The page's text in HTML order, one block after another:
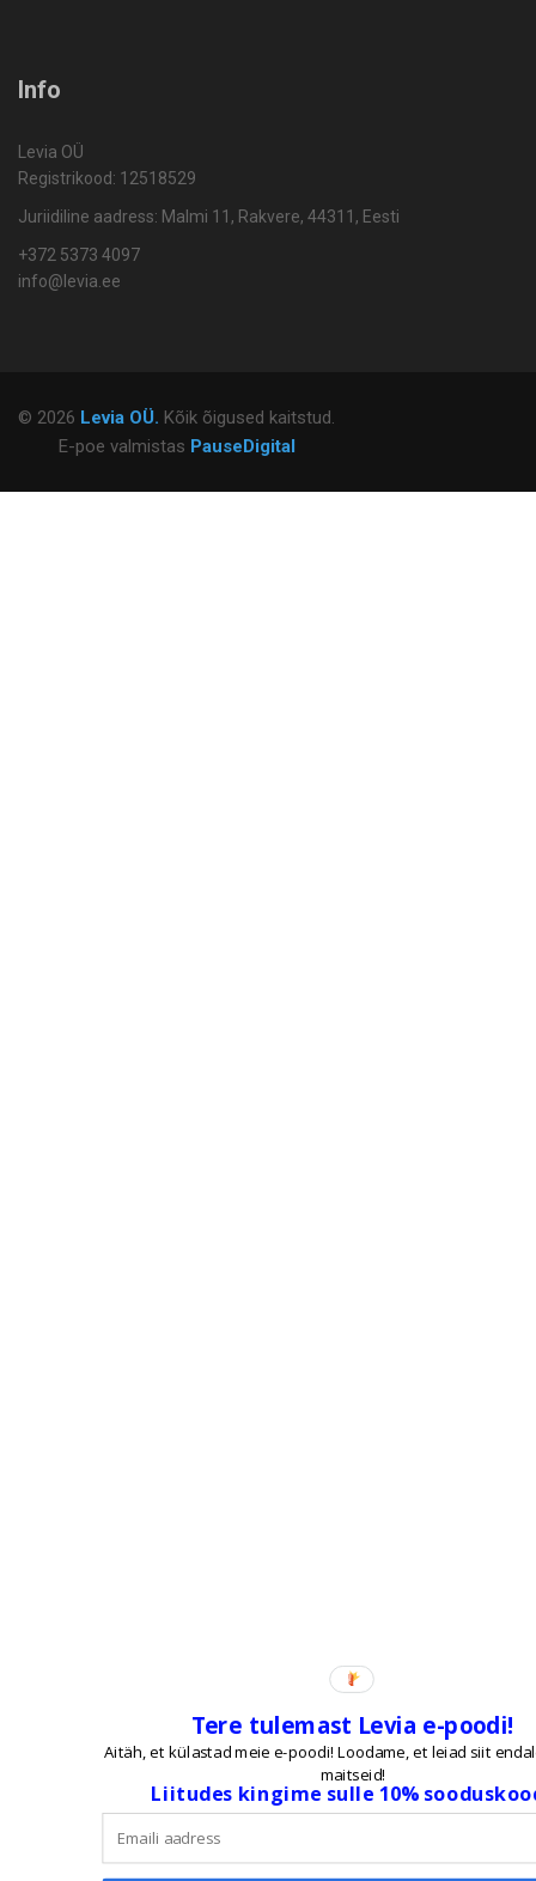
Info
Levia OÜ
Registrikood: 12518529
Juriidiline aadress: Malmi 11, Rakvere, 44311, Eesti
+372 5373 4097
info@levia.ee
© 2026 Levia OÜ. Kõik õigused kaitstud.
E-poe valmistas PauseDigital
Tere tulemast Levia e-poodi!
Aitäh, et külastad meie e-poodi! Loodame, et leiad siit
maitseid!
Liitudes kingime sulle 10%